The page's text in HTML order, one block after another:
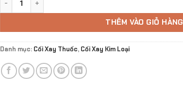
THÊM VÀO GIỎ HÀNG
Danh mục: Cối Xay Thuốc, Cối Xay Kim Loại